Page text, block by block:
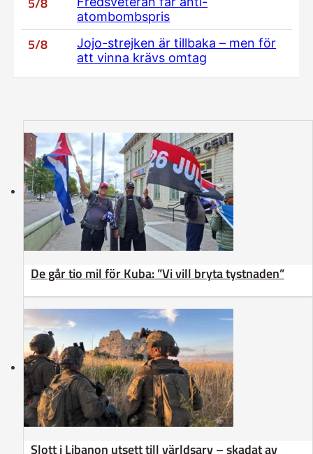
atombombspris
5/8
Jojo-strejken är tillbaka – men för
att vinna krävs omtag
De går tio mil för Kuba: ”Vi vill bryta tystnaden”
Slott i Libanon utsett till världsarv – skadat av